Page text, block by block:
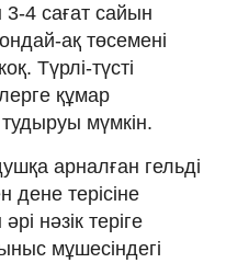
3-4 сағат сайын
ақ төсемені
Түрлі-түсті
құмар
мүмкін.
арналған гельді
дене терісіне
нәзік теріге
мұшесіндегі